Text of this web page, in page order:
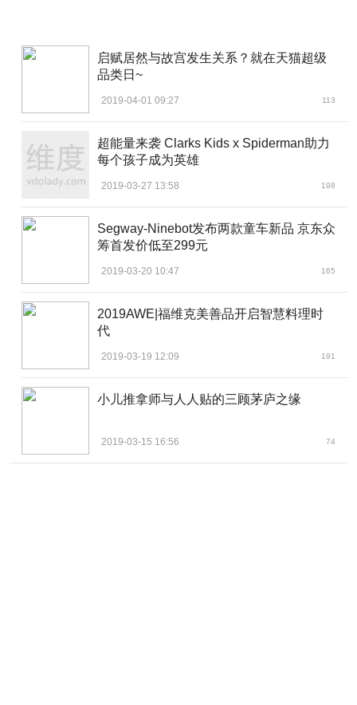
启赋居然与故宫发生关系？就在天猫超级
品类日~
2019-04-01 09:27 113
超能量来袭 Clarks Kids x Spiderman助力
每个孩子成为英雄
2019-03-27 13:58 198
Segway-Ninebot发布两款童车新品 京东众
筹首发价低至299元
2019-03-20 10:47 165
2019AWE|福维克美善品开启智慧料理时
代
2019-03-19 12:09 191
小儿推拿师与人人贴的三顾茅庐之缘
2019-03-15 16:56 74